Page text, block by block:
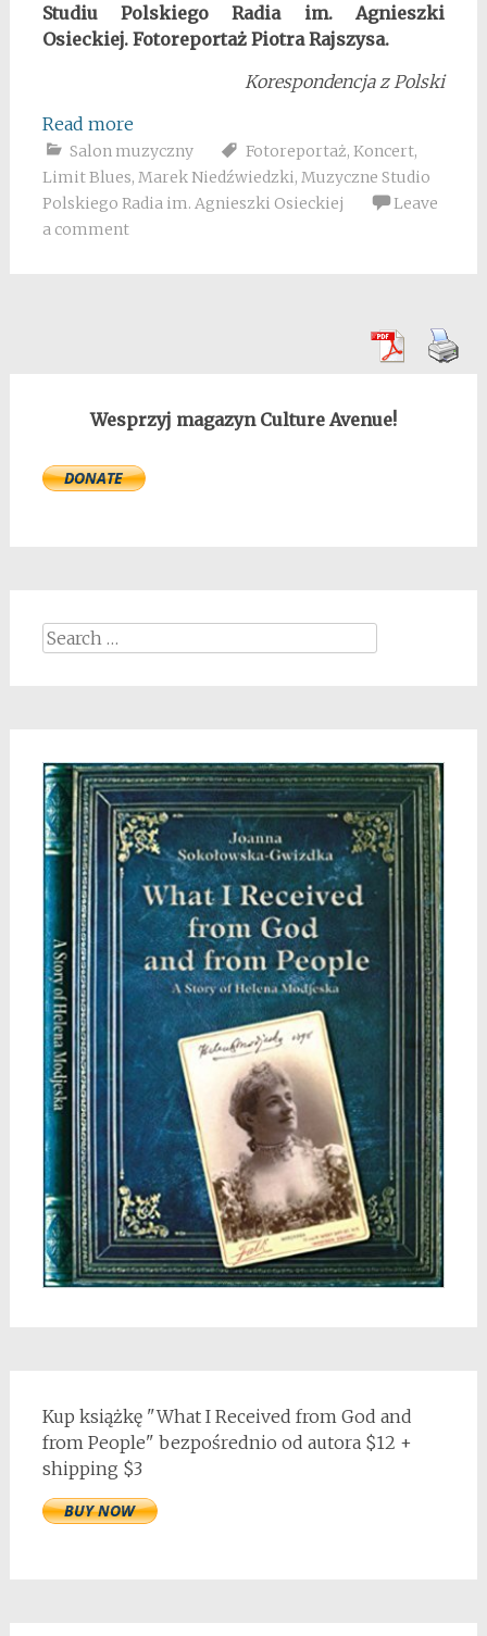
Studiu Polskiego Radia im. Agnieszki
Osieckiej. Fotoreportaż Piotra Rajszysa.
Korespondencja z Polski
Read more
Salon muzyczny Fotoreportaż, Koncert,
Limit Blues, Marek Niedźwiedzki, Muzyczne Studio
Polskiego Radia im. Agnieszki Osieckiej
Leave
a comment
Wesprzyj magazyn Culture Avenue!
Search
for:
Kup książkę "What I Received from God and
from People" bezpośrednio od autora $12 +
shipping $3